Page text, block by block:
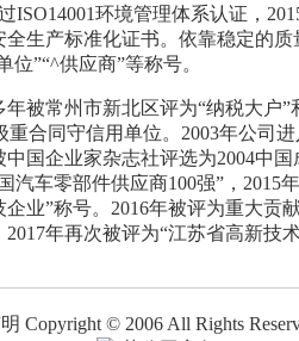
ISO14001环境管理体系认证，
全生产标准化证书。依靠稳定的
位”“^供应商”等称号。
被常州市新北区评为“纳税大户”
重合同守信用单位。2003年公司
中国企业家杂志社评选为2004中
汽车零部件供应商100强”，2015
企业”称号。2016年被评为重大贡
年再次被评为“江苏省高新技术
Copyright © 2006 All Rights